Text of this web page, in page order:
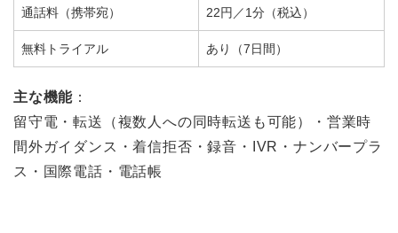
通話料（携帯宛） 22円／1分（税込）
無料トライアル あり（7日間）
主な機能 ：
留守電・転送（複数人への同時転送も可能）・営業時
間外ガイダンス・着信拒否・録音・IVR・ナンバープラ
ス・国際電話・電話帳